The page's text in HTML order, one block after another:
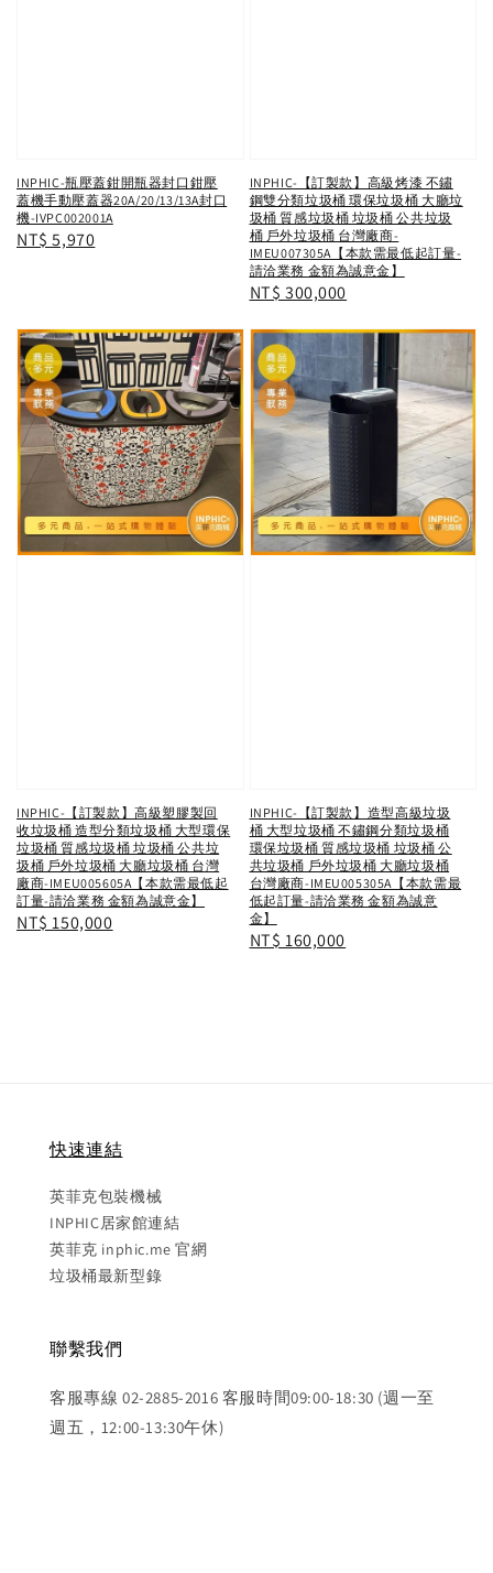
INPHIC-瓶壓蓋鉗開瓶器封口鉗壓
蓋機手動壓蓋器20A/20/13/13A封口
機-IVPC002001A
Regular
NT$ 5,970
INPHIC-【訂製款】高級烤漆 不鏽
鋼雙分類垃圾桶 環保垃圾桶 大廳垃
圾桶 質感垃圾桶 垃圾桶 公共垃圾
桶 戶外垃圾桶 台灣廠商-
IMEU007305A【本款需最低起訂量-
請洽業務 金額為誠意金】
Regular
NT$ 300,000
INPHIC-【訂製款】高級塑膠製回
收垃圾桶 造型分類垃圾桶 大型環保
垃圾桶 質感垃圾桶 垃圾桶 公共垃
圾桶 戶外垃圾桶 大廳垃圾桶 台灣
廠商-IMEU005605A【本款需最低起
訂量-請洽業務 金額為誠意金】
Regular
NT$ 150,000
INPHIC-【訂製款】造型高級垃圾
桶 大型垃圾桶 不鏽鋼分類垃圾桶
環保垃圾桶 質感垃圾桶 垃圾桶 公
共垃圾桶 戶外垃圾桶 大廳垃圾桶
台灣廠商-IMEU005305A【本款需最
低起訂量-請洽業務 金額為誠意
金】
Regular
NT$ 160,000
快速連結
英菲克包裝機械
INPHIC居家館連結
英菲克 inphic.me 官網
垃圾桶最新型錄
聯繫我們
客服專線 02-2885-2016 客服時間09:00-18:30 (週一至
週五，12:00-13:30午休)